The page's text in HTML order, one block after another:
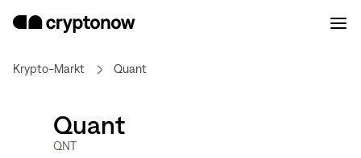
Krypto-Markt Quant
Quant
QNT